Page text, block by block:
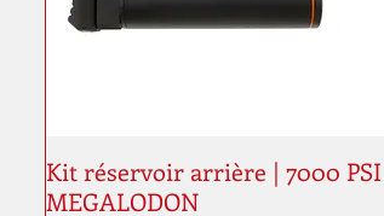
Kit réservoir arrière | 7000 PSI
MEGALODON